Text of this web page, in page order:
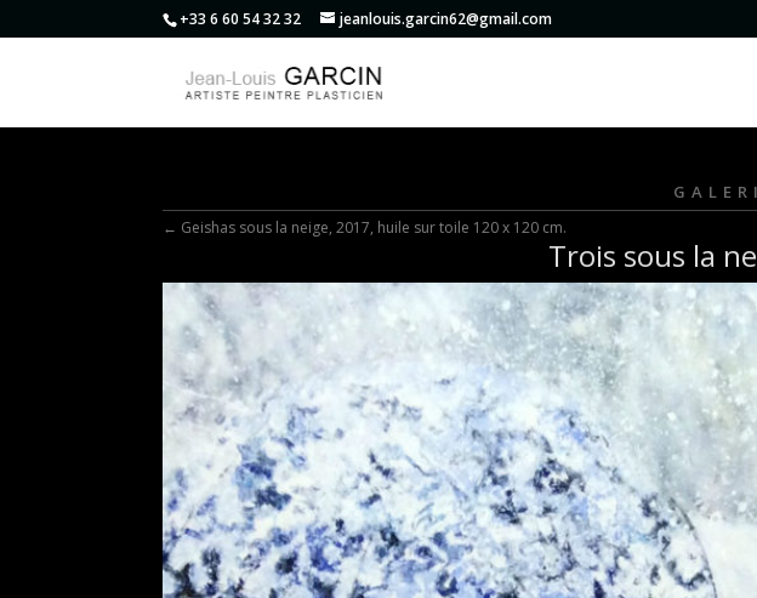
+33 6 60 54 32 32 jeanlouis.garcin62@gmail.com
← Geishas sous la neige, 2017, huile sur toile 120 x 120 cm.
Trois sous la